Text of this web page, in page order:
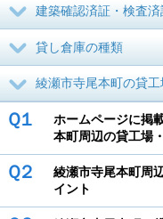
建築確認済証・検査
貸し倉庫の種類
綾瀬市寺尾本町の貸
Ｑ１
ホームページに掲
本町周辺の貸工場
Ｑ２
綾瀬市寺尾本町周
イント